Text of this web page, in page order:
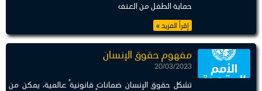
حماية الطفل من العنف
إقرأ المزيد »
مفهوم حقوق الإنسان
20/03/2023
تشكل حقوق الإنسان ضماناتٍ قانونيةً عالمية، يمكن من